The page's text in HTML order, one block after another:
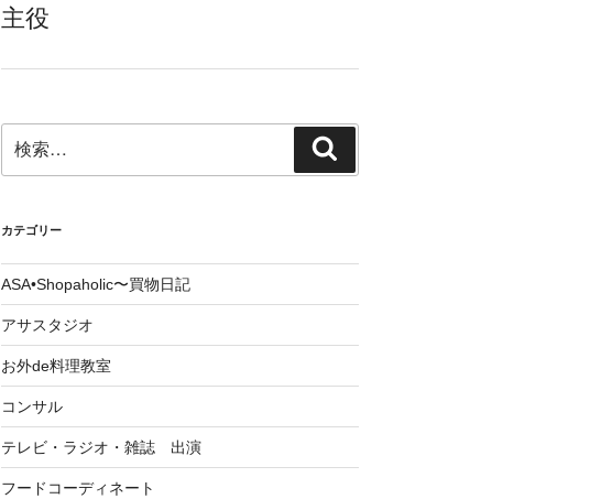
主役
索:
索
カテゴリー
ASA•Shopaholic〜買物日記
アサスタジオ
お外de料理教室
コンサル
テレビ・ラジオ・雑誌 出演
フードコーディネート